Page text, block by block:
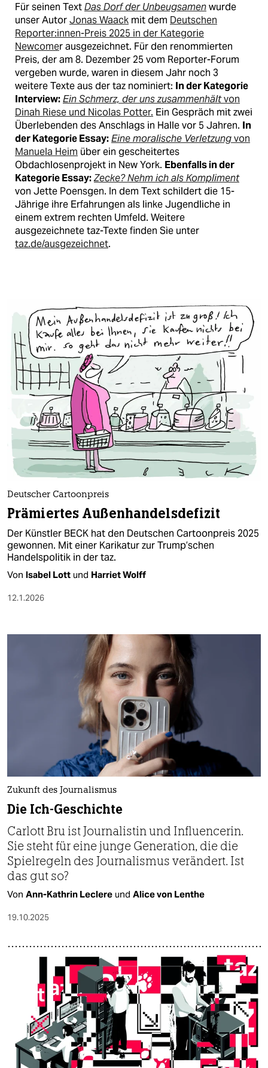
Für seinen TextDas Dorf der Unbeugsamenwurde
unser AutorJonas Waack mit dem Deutschen
Reporter:innen-Preis 2025 in der Kategorie
Newcomer ausgezeichnet. Für den renommierten
Preis, der am 8. Dezember 25 vom Reporter-Forum
vergeben wurde, waren in diesem Jahr noch 3
weitere Texte aus der taz nominiert: In der Kategorie
Interview:Ein Schmerz, der uns zusammenhältvon
Dinah Riese und Nicolas Potter. Ein Gespräch mit zwei
Überlebenden des Anschlags in Halle vor 5 Jahren. In
der Kategorie Essay:Eine moralische Verletzungvon
Manuela Heim über ein gescheitertes
Obdachlosenprojekt in New York. Ebenfalls in der
Kategorie Essay:Zecke? Nehm ich als Kompliment
von Jette Poensgen. In dem Text schildert die 15-
Jährige ihre Erfahrungen als linke Jugendliche in
einem extrem rechten Umfeld. Weitere
ausgezeichnete taz-Texte finden Sie unter
taz.de/ausgezeichnet.
Deutscher Cartoonpreis
Prämiertes Außenhandelsdefizit
Der Künstler BECK hat den Deutschen Cartoonpreis 2025
gewonnen. Mit einer Karikatur zur Trump’schen
Handelspolitik in der taz.
Von Isabel Lott und Harriet Wolff
12.1.2026
Zukunft des Journalismus
Die Ich-Geschichte
Carlott Bru ist Journalistin und Influencerin.
Sie steht für eine junge Generation, die die
Spielregeln des Journalismus verändert. Ist
das gut so?
Von Ann-Kathrin Leclere und Alice von Lenthe
19.10.2025